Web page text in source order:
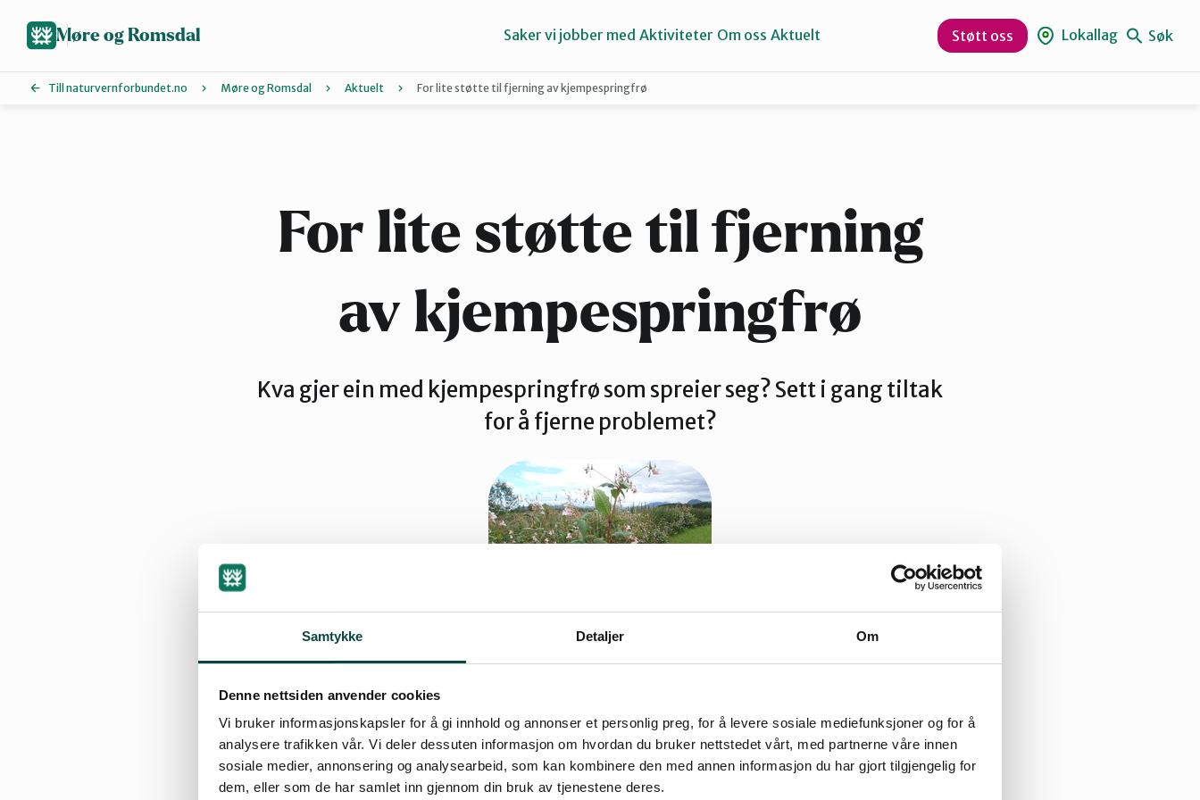
Samtykke Detaljer Om
Denne nettsiden anvender cookies
Vi bruker informasjonskapsler for å gi innhold og annonser et personlig preg, for å levere sosiale mediefunksjoner og for å
analysere trafikken vår. Vi deler dessuten informasjon om hvordan du bruker nettstedet vårt, med partnerne våre innen
sosiale medier, annonsering og analysearbeid, som kan kombinere den med annen informasjon du har gjort tilgjengelig for
dem, eller som de har samlet inn gjennom din bruk av tjenestene deres.
hovedinnhold
Ørsta og Volda Rauma
Møre og Romsdal Saker vi jobber med Aktiviteter Om oss Aktuelt Støtt oss Lokallag Søk
Till naturvernforbundet.no Møre og Romsdal Aktuelt For lite støtte til fjerning av kjempespringfrø
For lite støtte til fjerning
av kjempespringfrø
Kva gjer ein med kjempespringfrø som spreier seg? Sett i gang tiltak
for å fjerne problemet?
By Øystein Folden
26.04.2022 22:16| Sist oppdatert: 28.10.2022 13:53